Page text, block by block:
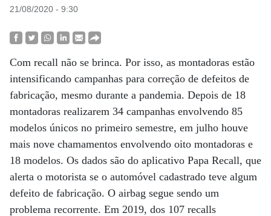
21/08/2020 - 9:30
Com recall não se brinca. Por isso, as montadoras estão
intensificando campanhas para correção de defeitos de
fabricação, mesmo durante a pandemia. Depois de 18
montadoras realizarem 34 campanhas envolvendo 85
modelos únicos no primeiro semestre, em julho houve
mais nove chamamentos envolvendo oito montadoras e
18 modelos. Os dados são do aplicativo Papa Recall, que
alerta o motorista se o automóvel cadastrado teve algum
defeito de fabricação. O airbag segue sendo um
problema recorrente. Em 2019, dos 107 recalls